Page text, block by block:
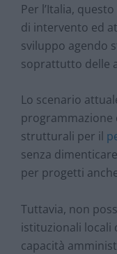
Per l’Italia,
di intervento ed
sviluppo agendo
soprattutto delle
Lo scenario
programmazione
strutturali per il
senza
per progetti
Tuttavia, non
istituzionali locali
capacità